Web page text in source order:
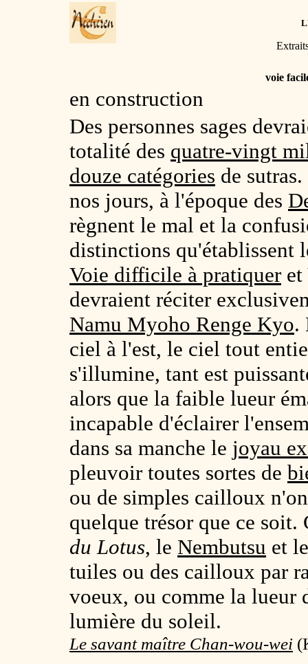
voie
en construction
Des personnes sages
totalité des quatre-vingt
douze catégories de
nos jours, à l'époque des
règnent le mal et la
distinctions qu'établissent
Voie difficile à pratiquer
devraient réciter
Namu Myoho Renge Kyo.
ciel à l'est, le ciel tout
s'illumine, tant est
alors que la faible lueur
incapable d'éclairer
dans sa manche le joyau
pleuvoir toutes sortes de
ou de simples cailloux
quelque trésor que ce soit.
du Lotus, le Nembutsu et
tuiles ou des cailloux par
voeux, ou comme la lueur
lumière du soleil.
Le savant maître Chan-wou-wei